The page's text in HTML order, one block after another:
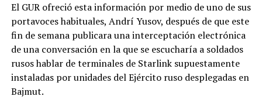
El GUR ofreció esta información por medio de uno de sus
portavoces habituales, Andrí Yusov, después de que este
fin de semana publicara una interceptación electrónica
de una conversación en la que se escucharía a soldados
rusos hablar de terminales de Starlink supuestamente
instaladas por unidades del Ejército ruso desplegadas en
Bajmut.